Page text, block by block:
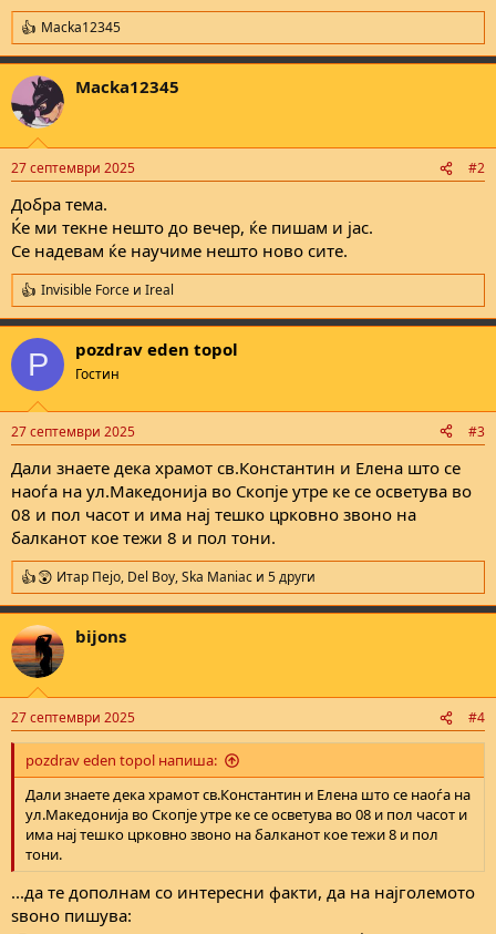
R
e
a
c
t
i
s
Macka12345
Macka12345
27 септември 2025 #2
Добра тема.
Ќе ми текне нешто до вечер, ќе пишам и јас.
Се надевам ќе научиме нешто ново сите.
R
e
a
c
i
s
Invisible Force и Ireal
P pozdrav eden topol
Гостин
27 септември 2025 #3
Дали знаете дека храмот св.Константин и Елена што се
наоѓа на ул.Македонија во Скопје утре ке се осветува во
08 и пол часот и има нај тешко црковно звоно на
балканот кое тежи 8 и пол тони.
R
e
a
c
t
i
s
:
Итар Пејо, Del Boy,Ska Maniac и 5 други
bijons
27 септември 2025 #4
pozdrav eden topol напиша:
Дали знаете дека храмот св.Константин и Елена што се наоѓа на
ул.Македонија во Скопје утре ке се осветува во 08 и пол часот и
има нај тешко црковно звоно на балканот кое тежи 8 и пол
тони.
...да те дополнам со интересни факти, да на најголемото
ѕвоно пишува: